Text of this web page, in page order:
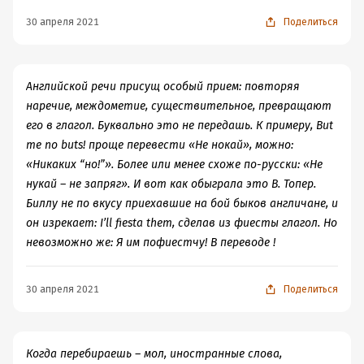
Во-вторых, Нора Галь проповедует принцип «проще -
«упрощения» предложений в итоге получался
примитив. Зачем переписывать сложноподчиненное
предложение, вполне понятное и прозрачное, заменяя
на несколько простых? Чтобы читателю было удобнее?
Несколько таких примеров было, и первоначальный
вариант, показанный как ошибка, мне понравился
больше, чем исправленный.
Часть четвертая, или об истории
Отдельной темой книги стоит вопрос, почему так
периодической печати, радио и телевидения идет
могло. Для примера, газета Известия, № 170 за 20 июля
30 апреля 2021 Поделиться
Английской речи присущ особый прием: повторяя
наречие, междометие, существительное, превращают
его в глагол. Буквально это не передашь. К примеру, But
me no buts! проще перевести «Не нокай», можно:
«Никаких “но!”». Более или менее схоже по-русски: «Не
нукай – не запряг». И вот как обыграла это В. Топер.
Биллу не по вкусу приехавшие на бой быков англичане, и
он изрекает: I’ll fiesta them, сделав из фиесты глагол. Но
невозможно же: Я им пофиестчу! В переводе !
30 апреля 2021 Поделиться
Когда перебираешь – мол, иностранные слова,